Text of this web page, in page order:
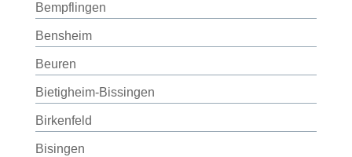
Bempflingen
Bensheim
Beuren
Bietigheim-Bissingen
Birkenfeld
Bisingen